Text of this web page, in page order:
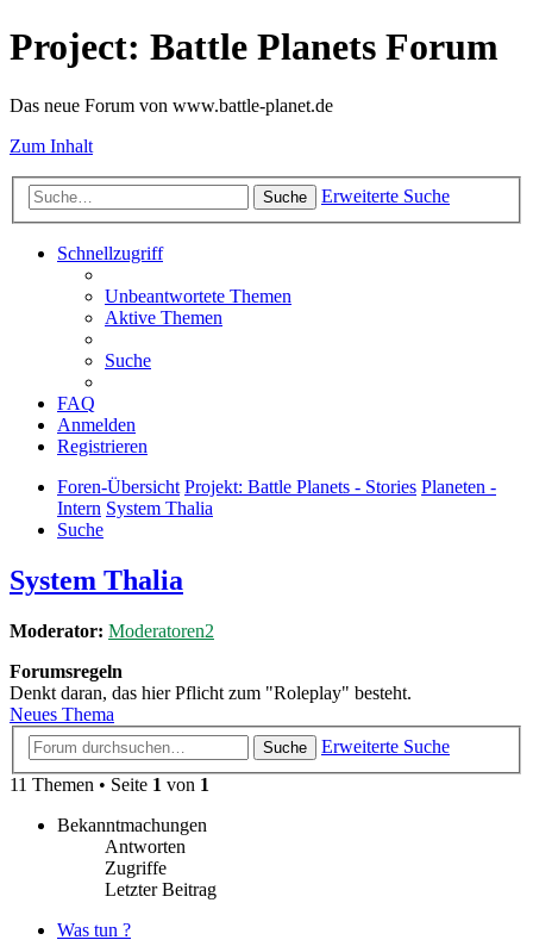
Project: Battle Planets Forum
Das neue Forum von www.battle-planet.de
Zum Inhalt
Suche Erweiterte Suche
Schnellzugriff
Unbeantwortete Themen
Aktive Themen
Suche
FAQ
Anmelden
Registrieren
Foren-Übersicht Projekt: Battle Planets - Stories Planeten -
Intern System Thalia
Suche
System Thalia
Moderator: Moderatoren2
Forumsregeln
Denkt daran, das hier Pflicht zum "Roleplay" besteht.
Neues Thema
Suche
Erweiterte Suche
11 Themen • Seite 1 von 1
Bekanntmachungen
Antworten
Zugriffe
Letzter Beitrag
Was tun ?